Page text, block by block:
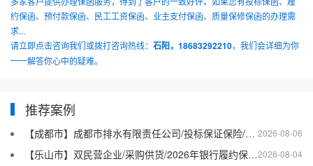
约保函、预付款保函、民工工资保函、业主支付保函、质量保修保函的办理需
求...
请立即点击咨询我们或拨打咨询热线： 石阳，18683292210，我们会详细为你
一一解答你心中的疑难。
推荐案例
2026-08-06
【成都市】成都市排水有限责任公司/投标保证保险/2026银行投标保函十三
2026-08-04
【乐山市】双民营企业/采购供货/2026年银行履约保函四十二